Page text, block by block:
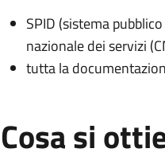
SPID (sistema
nazionale dei servizi
tutta la
Cosa si